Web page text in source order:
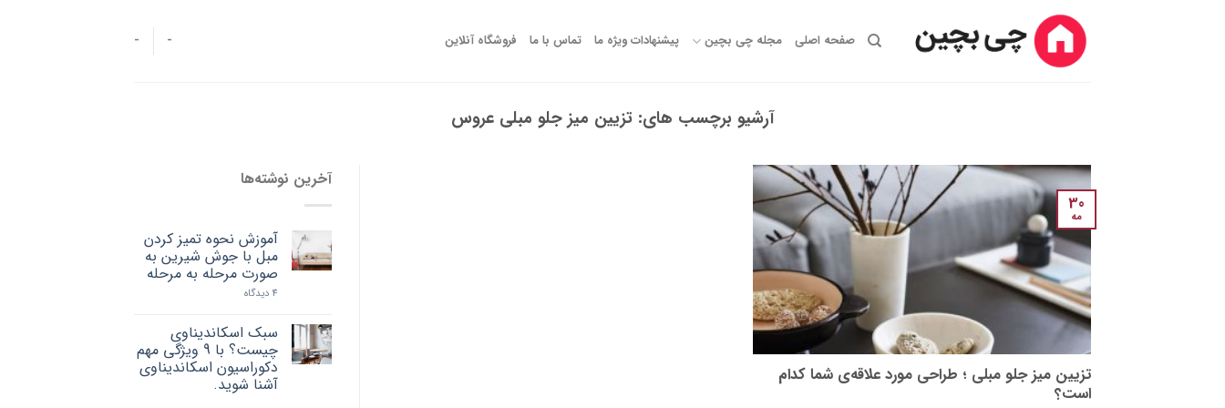
صفحه اصلی مجله چی بچین پیشنهادات ویژه ما تماس با ما فروشگاه آنلاین -
-
آرشیو برچسب های:تزیین میز جلو مبلی عروس
تزیین میز جلو مبلی ؛ طراحی مورد علاقه‌ی شما کدام
است؟
30
مه
آخرین نوشته‌ها
آموزش نحوه تمیز کردن
مبل با جوش شیرین به
صورت مرحله به مرحله
4 دیدگاه
سبک اسکاندیناوی
چیست؟ با 9 ویژگی مهم
دکوراسیون اسکاندیناوی
آشنا شوید.